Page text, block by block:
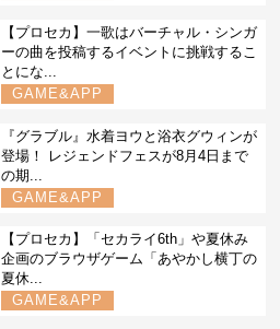
【プロセカ】一歌はバーチャル・シンガ
ーの曲を投稿するイベントに挑戦するこ
とにな...
GAME&APP
『グラブル』水着ヨウと浴衣グウィンが
登場！ レジェンドフェスが8月4日まで
の期...
GAME&APP
【プロセカ】「セカライ6th」や夏休み
企画のブラウザゲーム「あやかし横丁の
夏休...
GAME&APP